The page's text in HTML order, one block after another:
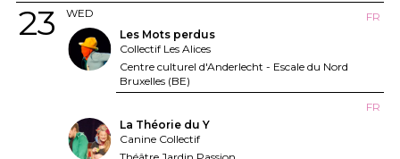
WED
23
FR
Les Mots perdus
Collectif Les Alices
Centre culturel d'Anderlecht - Escale du Nord
Bruxelles (BE)
FR
La Théorie du Y
Canine Collectif